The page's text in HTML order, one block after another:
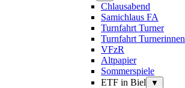
Chlausabend
Samichlaus FA
Turnfahrt Turner
Turnfahrt Turnerinnen
VFzR
Altpapier
Sommerspiele
ETF in Biel
▼